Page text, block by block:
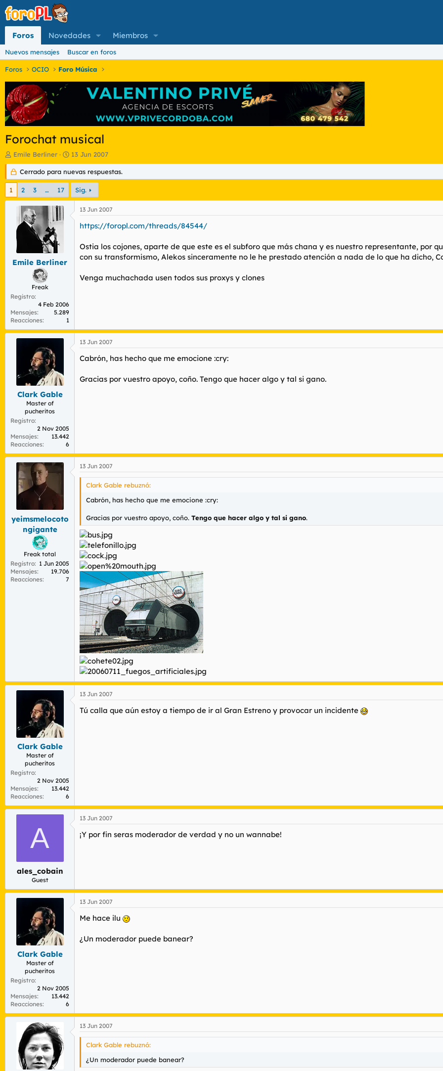
Foros Novedades Miembros
Nuevos mensajes Buscar en foros
Foros OCIO Foro Música
Forochat musical
I
n
i
c
a
e
t
Emile Berliner
F
e
c
h
d
i
13 Jun 2007
Cerrado para nuevas respuestas.
1 2 3 … 17 Sig.
Emile Berliner
Freak
Registro
4 Feb 2006
Mensajes
5.289
Reacciones
1
13 Jun 2007
https://foropl.com/threads/84544/
Ostia los cojones, aparte de que este es el subforo que más chana y es nuestro representante, por
con su transformismo, Alekos sinceramente no le he prestado atención a nada de lo que ha dicho,
Venga muchachada usen todos sus proxys y clones
Clark Gable
Master of
pucheritos
Registro
2 Nov 2005
Mensajes
13.442
Reacciones
6
13 Jun 2007
Cabrón, has hecho que me emocione :cry:
Gracias por vuestro apoyo, coño. Tengo que hacer algo y tal si gano.
yeimsmelocoto
ngigante
Freak total
Registro
1 Jun 2005
Mensajes
19.706
Reacciones
7
13 Jun 2007
Clark Gable rebuznó:
Cabrón, has hecho que me emocione :cry:
Gracias por vuestro apoyo, coño. Tengo que hacer algo y tal si gano.
Clark Gable
Master of
pucheritos
Registro
2 Nov 2005
Mensajes
13.442
Reacciones
6
13 Jun 2007
Tú calla que aún estoy a tiempo de ir al Gran Estreno y provocar un incidente
A
ales_cobain
Guest
13 Jun 2007
¡Y por fin seras moderador de verdad y no un wannabe!
Clark Gable
Master of
pucheritos
Registro
2 Nov 2005
Mensajes
13.442
Reacciones
6
13 Jun 2007
Me hace ilu
¿Un moderador puede banear?
13 Jun 2007
Clark Gable rebuznó:
¿Un moderador puede banear?